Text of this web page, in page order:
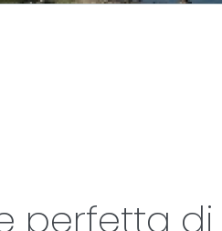
perfetta di